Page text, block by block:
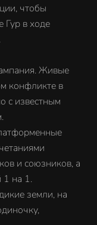
чтобы
Гур в ходе
Живые
конфликте в
с известным
и союзников, а
1 на 1.
земли, на